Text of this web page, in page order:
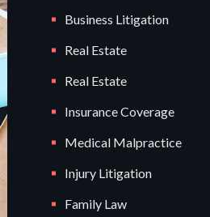
Business Litigation
Real Estate
Real Estate
Insurance Coverage
Medical Malpractice
Injury Litigation
Family Law